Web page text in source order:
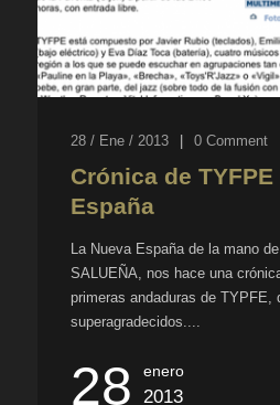
28 / Ene / 2013 0 Comment
Crónica de
España
La Nueva España de la mano
SALUEÑA, nos hace una
primeras andaduras de TYPFE,
superagradecidos....
28 enero
2013